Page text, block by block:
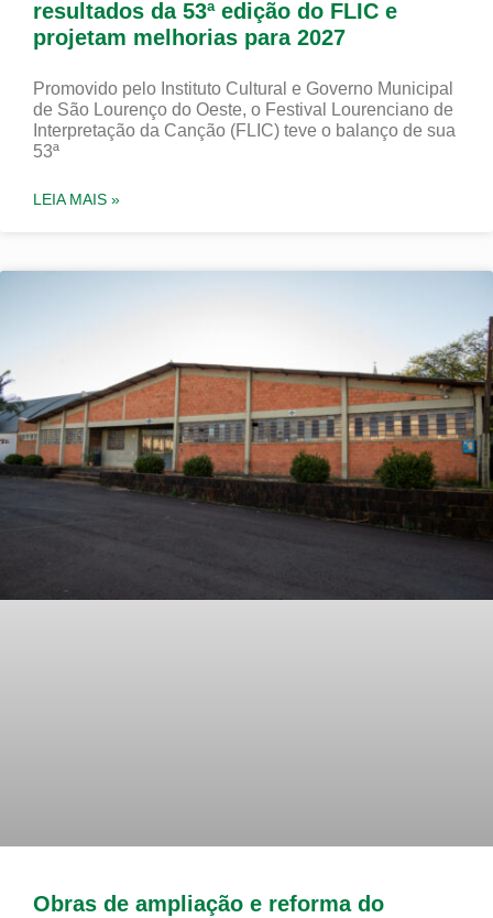
resultados da 53ª edição do FLIC e
projetam melhorias para 2027
Promovido pelo Instituto Cultural e Governo Municipal
de São Lourenço do Oeste, o Festival Lourenciano de
Interpretação da Canção (FLIC) teve o balanço de sua
53ª
LEIA MAIS »
Obras de ampliação e reforma do